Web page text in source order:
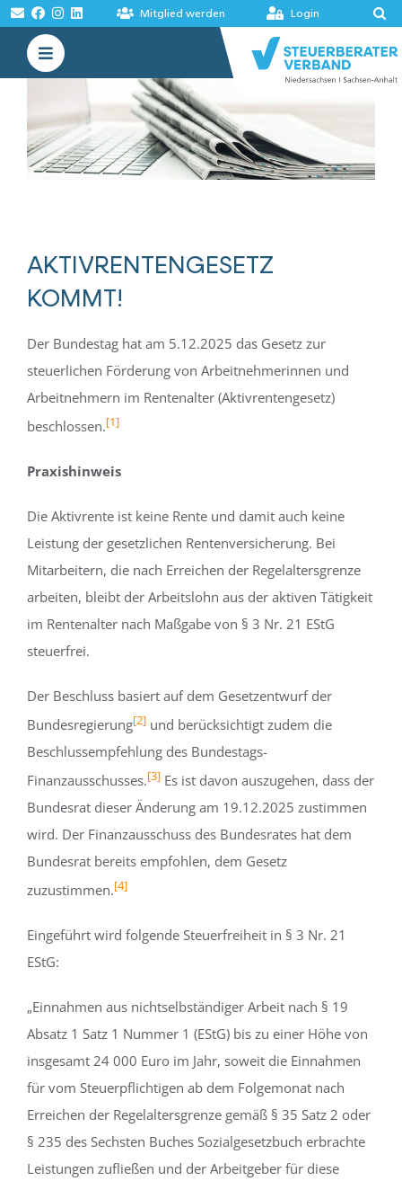
Zum
Inhalt
springen
Mitglied werden Login
Toggle
Navigation
VERBAND
AKADEMIE
AKTIVRENTENGESETZ
KOMMT!
Der Bundestag hat am 5.12.2025 das Gesetz zur
steuerlichen Förderung von Arbeitnehmerinnen und
Arbeitnehmern im Rentenalter (Aktivrentengesetz)
beschlossen.[1]
Praxishinweis
Die Aktivrente ist keine Rente und damit auch keine
Leistung der gesetzlichen Rentenversicherung. Bei
Mitarbeitern, die nach Erreichen der Regelaltersgrenze
arbeiten, bleibt der Arbeitslohn aus der aktiven Tätigkeit
im Rentenalter nach Maßgabe von § 3 Nr. 21 EStG
steuerfrei.
Der Beschluss basiert auf dem Gesetzentwurf der
Bundesregierung[2]und berücksichtigt zudem die
Beschlussempfehlung des Bundestags-
Finanzausschusses.[3]Es ist davon auszugehen, dass der
Bundesrat dieser Änderung am 19.12.2025 zustimmen
wird. Der Finanzausschuss des Bundesrates hat dem
Bundesrat bereits empfohlen, dem Gesetz
zuzustimmen.[4]
Eingeführt wird folgende Steuerfreiheit in § 3 Nr. 21
EStG:
„Einnahmen aus nichtselbständiger Arbeit nach § 19
Absatz 1 Satz 1 Nummer 1 (EStG) bis zu einer Höhe von
insgesamt 24 000 Euro im Jahr, soweit die Einnahmen
für vom Steuerpflichtigen ab dem Folgemonat nach
Erreichen der Regelaltersgrenze gemäß § 35 Satz 2 oder
§ 235 des Sechsten Buches Sozialgesetzbuch erbrachte
Leistungen zufließen und der Arbeitgeber für diese